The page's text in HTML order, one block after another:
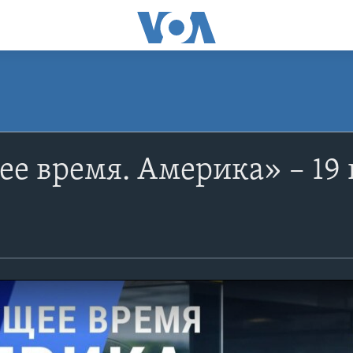
время. Америка» –